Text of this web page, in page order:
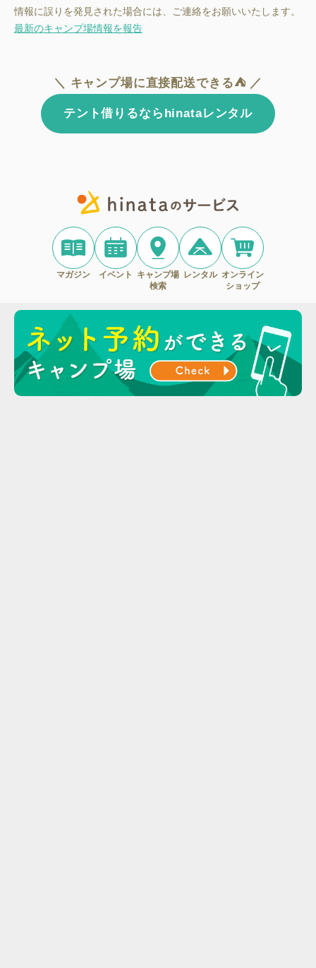
情報に誤りを発見された場合には、ご連絡をお願いいたします。
最新のキャンプ場情報を報告
＼ キャンプ場に直接配送できる⛺ ／
テント借りるならhinataレンタル
マガジン イベント
キャンプ場
検索
レンタル オンライン
ショップ